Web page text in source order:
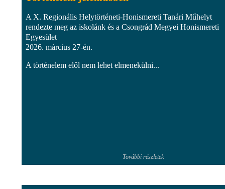
A X. Regionális Helytörténeti-Honismereti Tanári Műhelyt
rendezte meg az iskolánk és a Csongrád Megyei Honismereti
Egyesület
2026. március 27-én.
A történelem elől nem lehet elmenekülni...
További részletek